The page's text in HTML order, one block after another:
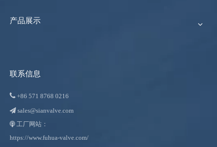
产品展示
联系信息
 +86 571 8768 0216
 sales@sianvalve.com
 工厂网站：
https://www.fuhua-valve.com/